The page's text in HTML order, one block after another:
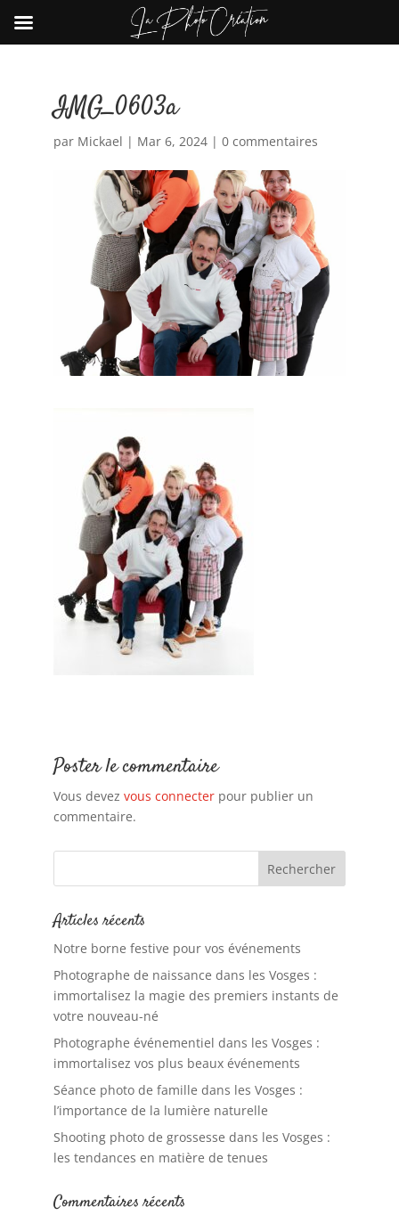
IMG_0603a
par Mickael | Mar 6, 2024| 0 commentaires
Poster le commentaire
Vous devez vous connecterpour publier un
commentaire.
Articles récents
Notre borne festive pour vos événements
Photographe de naissance dans les Vosges :
immortalisez la magie des premiers instants de
votre nouveau-né
Photographe événementiel dans les Vosges :
immortalisez vos plus beaux événements
Séance photo de famille dans les Vosges :
l’importance de la lumière naturelle
Shooting photo de grossesse dans les Vosges :
les tendances en matière de tenues
Commentaires récents